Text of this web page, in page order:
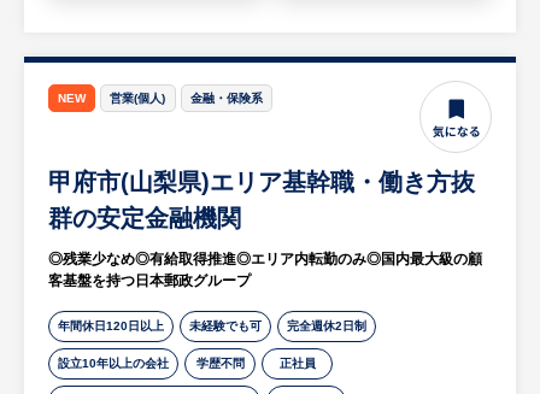
【HUREX求人担当コメント】
山梨県で冷凍・空調設備の設計施工から24時
間保守までを一括手掛ける地域密着型の総合
設備会社で、特許取得の遠隔監視システムな
ど独自DX技術を活かした高い保守対応力と
いう特徴があり、脱フロンや電気代高騰に対
魅力がある企業です。年間休日120日あり社
厚生が充実しているのも大きな特徴となる企
業になります。
NEW 営業(個人) 金融・保険系
甲府市(山梨県)エリア基幹職・働き方抜
群の安定金融機関
◎残業少なめ◎有給取得推進◎エリア内転勤のみ◎国内最大級の顧
客基盤を持つ日本郵政グループ
年間休日120日以上 未経験でも可 完全週休2日制
設立10年以上の会社 学歴不問 正社員